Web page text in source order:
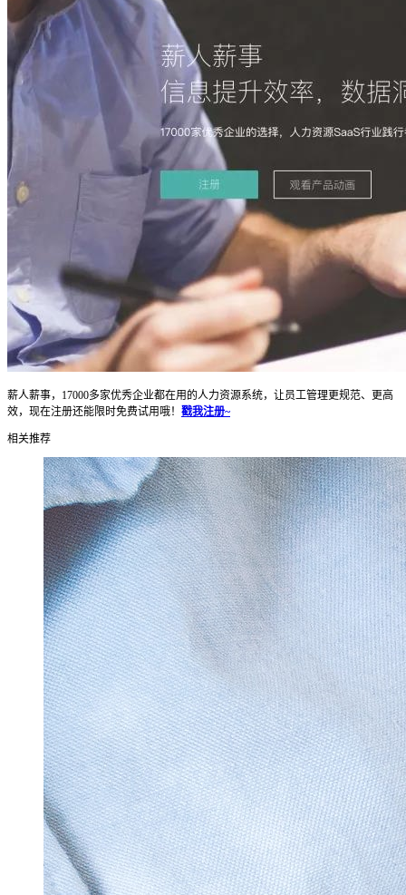
薪人薪事，17000多家优秀企业都在用的人力资源系统，让员工管理更规范、更高
效，现在注册还能限时免费试用哦！ 戳我注册~
相关推荐